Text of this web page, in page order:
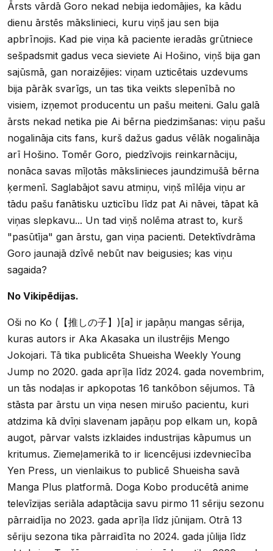
Ārsts vārdā Goro nekad nebija iedomājies, ka kādu
dienu ārstēs mākslinieci, kuru viņš jau sen bija
apbrīnojis. Kad pie viņa kā paciente ieradās grūtniece
sešpadsmit gadus veca sieviete Ai Hošino, viņš bija gan
sajūsmā, gan noraizējies: viņam uzticētais uzdevums
bija pārāk svarīgs, un tas tika veikts slepenībā no
visiem, izņemot producentu un pašu meiteni. Galu galā
ārsts nekad netika pie Ai bērna piedzimšanas: viņu pašu
nogalināja cits fans, kurš dažus gadus vēlāk nogalināja
arī Hošino. Tomēr Goro, piedzīvojis reinkarnāciju,
nonāca savas mīļotās mākslinieces jaundzimušā bērna
ķermenī. Saglabājot savu atmiņu, viņš mīlēja viņu ar
tādu pašu fanātisku uzticību līdz pat Ai nāvei, tāpat kā
viņas slepkavu... Un tad viņš nolēma atrast to, kurš
"pasūtīja" gan ārstu, gan viņa pacienti. Detektīvdrāma
Goro jaunajā dzīvē nebūt nav beigusies; kas viņu
sagaida?
No Vikipēdijas.
Oši no Ko (【推しの子】)[a] ir japāņu mangas sērija,
kuras autors ir Aka Akasaka un ilustrējis Mengo
Jokojari. Tā tika publicēta Shueisha Weekly Young
Jump no 2020. gada aprīļa līdz 2024. gada novembrim,
un tās nodaļas ir apkopotas 16 tankōbon sējumos. Tā
stāsta par ārstu un viņa nesen mirušo pacientu, kuri
atdzima kā dvīņi slavenam japāņu pop elkam un, kopā
augot, pārvar valsts izklaides industrijas kāpumus un
kritumus. Ziemeļamerikā to ir licencējusi izdevniecība
Yen Press, un vienlaikus to publicē Shueisha savā
Manga Plus platformā. Doga Kobo producētā anime
televīzijas seriāla adaptācija savu pirmo 11 sēriju sezonu
pārraidīja no 2023. gada aprīļa līdz jūnijam. Otrā 13
sēriju sezona tika pārraidīta no 2024. gada jūlija līdz